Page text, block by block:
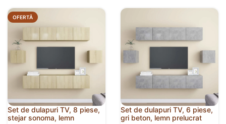
OFERTĂ
Set de dulapuri TV, 8 piese,
stejar sonoma, lemn
Set de dulapuri TV, 6 piese,
gri beton, lemn prelucrat